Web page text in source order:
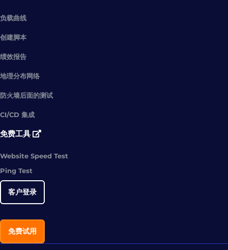
负载曲线
创建脚本
绩效报告
地理分布网络
防火墙后面的测试
CI/CD 集成
免费工具
Website Speed Test
Ping Test
客户登录
免费试用